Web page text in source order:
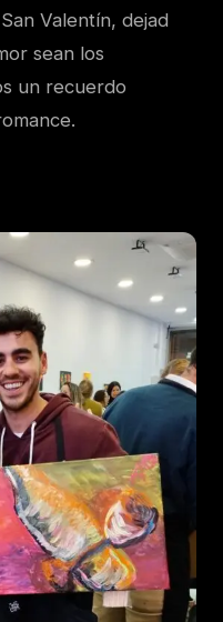
Valentín, dejad
sean los
un recuerdo